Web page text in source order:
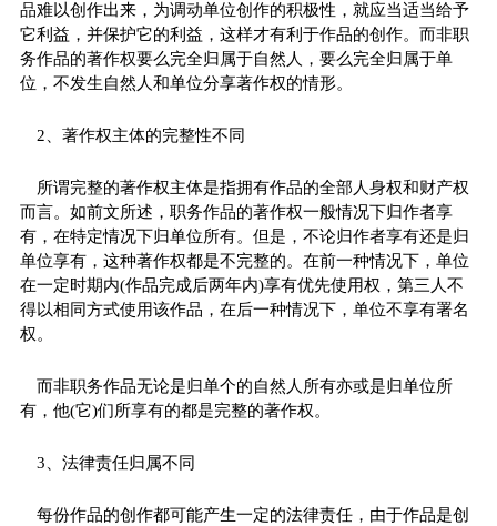
品难以创作出来，为调动单位创作的积极性，就应当适当给予
它利益，并保护它的利益，这样才有利于作品的创作。而非职
务作品的著作权要么完全归属于自然人，要么完全归属于单
位，不发生自然人和单位分享著作权的情形。
2、著作权主体的完整性不同
所谓完整的著作权主体是指拥有作品的全部人身权和财产权
而言。如前文所述，职务作品的著作权一般情况下归作者享
有，在特定情况下归单位所有。但是，不论归作者享有还是归
单位享有，这种著作权都是不完整的。在前一种情况下，单位
在一定时期内(作品完成后两年内)享有优先使用权，第三人不
得以相同方式使用该作品，在后一种情况下，单位不享有署名
权。
而非职务作品无论是归单个的自然人所有亦或是归单位所
有，他(它)们所享有的都是完整的著作权。
3、法律责任归属不同
每份作品的创作都可能产生一定的法律责任，由于作品是创